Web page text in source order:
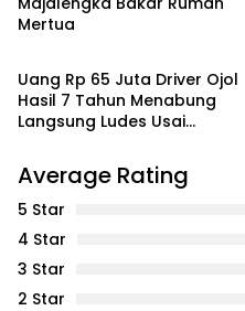
Mertua
DAERAH
Uang Rp 65 Juta Driver Ojol
Hasil 7 Tahun Menabung
Langsung Ludes Usai
Bagaimana Bisa?
Average Rating
5 Star
4 Star
3 Star
2 Star